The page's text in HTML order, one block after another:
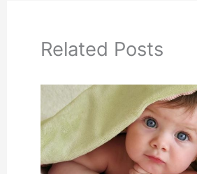
Related Posts